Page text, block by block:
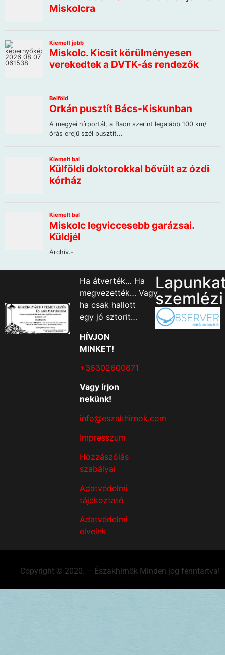
Ha átverték… Ha
megvezették… Vagy
ha csak hallott
egy jó sztorit…
HÍVJON
MINKET!
+36302600871
Vagy írjon
nekünk!
info@eszakhirnok.com
Impresszum
Hozzászólás
szabályai
Adatvédelmi
tájékoztató
Adatvédelmi
elveink
szemlézi
Copyright © 2020. – Északhírnök Minden jog fenntartva!